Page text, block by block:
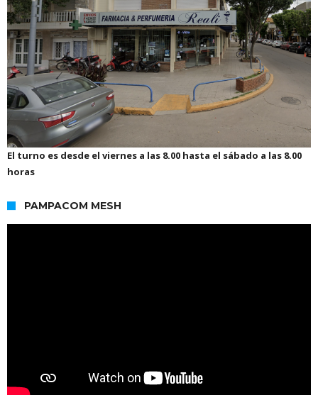
El turno es desde el viernes a las 8.00 hasta el sábado a las 8.00
horas
PAMPACOM MESH